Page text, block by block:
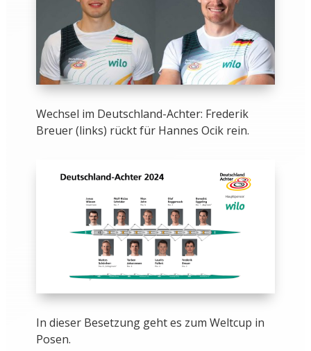
Wechsel im Deutschland-Achter: Frederik
Breuer (links) rückt für Hannes Ocik rein.
In dieser Besetzung geht es zum Weltcup in
Posen.